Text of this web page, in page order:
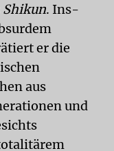
Shikun. Ins­
er die
aus
und